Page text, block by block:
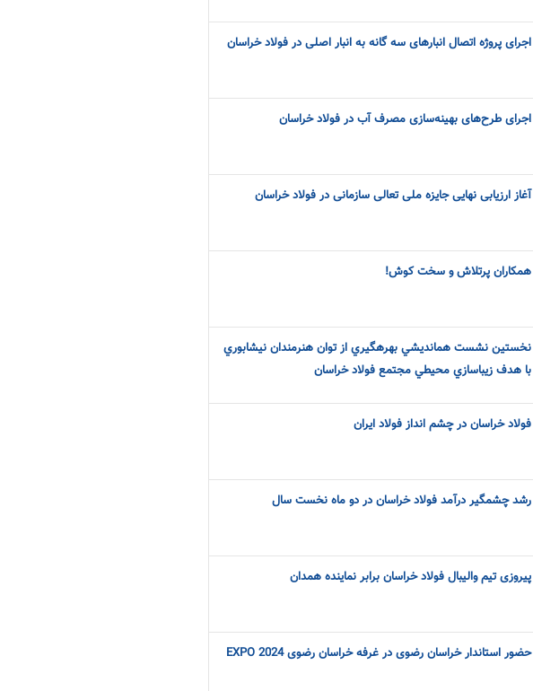
اجرای پروژه اتصال انبارهای سه گانه به انبار اصلی در فولاد خراسان
اجرای طرح‌های بهینه‌سازی مصرف آب در فولاد خراسان
آغاز ارزیابی نهایی جایزه ملی تعالی سازمانی در فولاد خراسان
همکاران پرتلاش و سخت کوش!
نخستين نشست همانديشي بهرهگيري از توان هنرمندان نيشابوري
با هدف زيباسازي محيطي مجتمع فولاد خراسان
فولاد خراسان در چشم انداز فولاد ایران
رشد چشمگیر درآمد فولاد خراسان در دو ماه نخست سال
پیروزی تیم والیبال فولاد خراسان برابر نماینده همدان
حضور استاندار خراسان رضوی در غرفه خراسان رضوی EXPO 2024